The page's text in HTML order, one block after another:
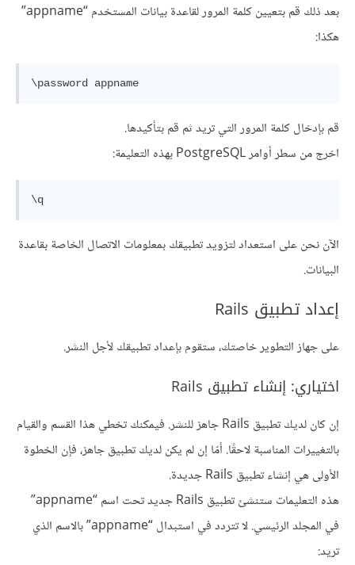
بعد ذلك قم بتعيين كلمة المرور لقاعدة بيانات المستخدم “appname”
هكذا:
قم بإدخال كلمة المرور التي تريد ثم قم بتأكيدها.
اخرج من سطر أوامر PostgreSQL بهذه التعليمة:
الآن نحن على استعداد لتزويد تطبيقك بمعلومات الاتصال الخاصة بقاعدة
البيانات.
إعداد تطبيق Rails
على جهاز التطوير خاصتك، ستقوم بإعداد تطبيقك لأجل النشر.
اختياري: إنشاء تطبيق Rails
إن كان لديك تطبيق Rails جاهز للنشر. فيمكنك تخطي هذا القسم والقيام
بالتغييرات المناسبة لاحقًا. أمّا إن لم يكن لديك تطبيق جاهز، فإن الخطوة
الأولى هي إنشاء تطبيق Rails جديدة.
هذه التعليمات ستنشئ تطبيق Rails جديد تحت اسم “appname”
في المجلد الرئيسي. لا تتردد في استبدال “appname” بالاسم الذي
تريد: